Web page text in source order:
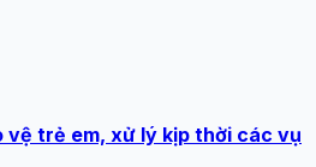
vệ trẻ em, xử lý kịp thời các vụ